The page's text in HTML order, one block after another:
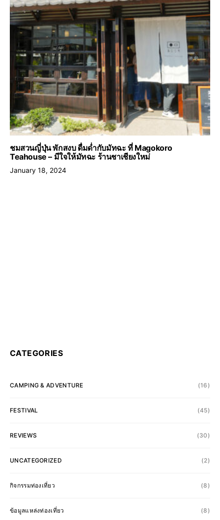
ชมสวนญี่ปุ่น พักสงบ ดื่มด่ำกับมัทฉะ ที่ Magokoro
Teahouse – มีใจให้มัทฉะ ร้านชาเชียงใหม่
January 18, 2024
CATEGORIES
CAMPING & ADVENTURE (16)
FESTIVAL (45)
REVIEWS (30)
UNCATEGORIZED (2)
กิจกรรมท่องเที่ยว (8)
ข้อมูลแหล่งท่องเที่ยว (8)